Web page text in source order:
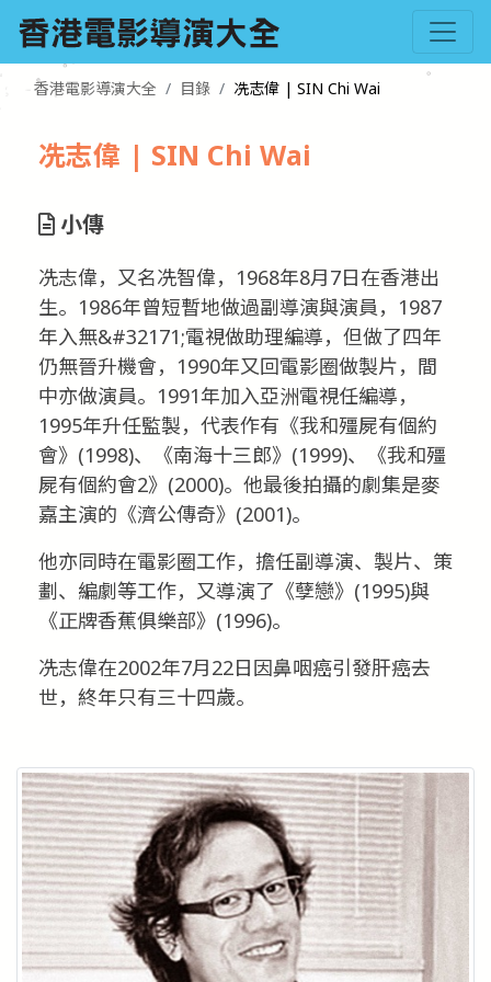
香港電影導演大全 目錄 冼志偉 | SIN Chi Wai
冼志偉 | SIN Chi Wai
小傳
冼志偉，又名冼智偉，1968年8月7日在香港出
生。1986年曾短暫地做過副導演與演員，1987
年入無&#32171;電視做助理編導，但做了四年
仍無晉升機會，1990年又回電影圈做製片，間
中亦做演員。1991年加入亞洲電視任編導，
1995年升任監製，代表作有《我和殭屍有個約
會》(1998)、《南海十三郎》(1999)、《我和殭
屍有個約會2》(2000)。他最後拍攝的劇集是麥
嘉主演的《濟公傳奇》(2001)。
他亦同時在電影圈工作，擔任副導演、製片、策
劃、編劇等工作，又導演了《孽戀》(1995)與
《正牌香蕉俱樂部》(1996)。
冼志偉在2002年7月22日因鼻咽癌引發肝癌去
世，終年只有三十四歲。